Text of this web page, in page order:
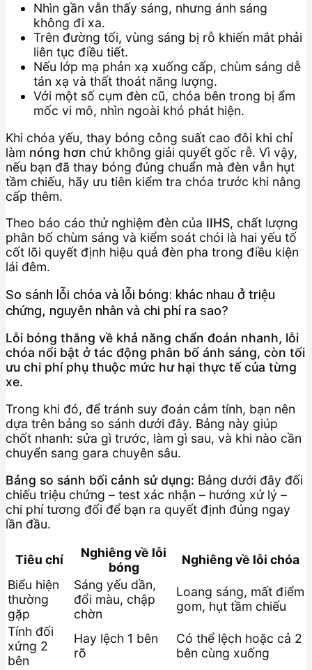
Nhìn gần vẫn thấy sáng, nhưng ánh sáng
không đi xa.
Trên đường tối, vùng sáng bị rỗ khiến mắt phải
liên tục điều tiết.
Nếu lớp mạ phản xạ xuống cấp, chùm sáng dễ
tán xạ và thất thoát năng lượng.
Với một số cụm đèn cũ, chóa bên trong bị ẩm
mốc vi mô, nhìn ngoài khó phát hiện.
Khi chóa yếu, thay bóng công suất cao đôi khi chỉ
làm nóng hơn chứ không giải quyết gốc rễ. Vì vậy,
nếu bạn đã thay bóng đúng chuẩn mà đèn vẫn hụt
tầm chiếu, hãy ưu tiên kiểm tra chóa trước khi nâng
cấp thêm.
Theo báo cáo thử nghiệm đèn của IIHS, chất lượng
phân bố chùm sáng và kiểm soát chói là hai yếu tố
cốt lõi quyết định hiệu quả đèn pha trong điều kiện
lái đêm.
So sánh lỗi chóa và lỗi bóng: khác nhau ở triệu
chứng, nguyên nhân và chi phí ra sao?
Lỗi bóng thắng về khả năng chẩn đoán nhanh, lỗi
chóa nổi bật ở tác động phân bố ánh sáng, còn tối
ưu chi phí phụ thuộc mức hư hại thực tế của từng
xe.
Trong khi đó, để tránh suy đoán cảm tính, bạn nên
dựa trên bảng so sánh dưới đây. Bảng này giúp
chốt nhanh: sửa gì trước, làm gì sau, và khi nào cần
chuyển sang gara chuyên sâu.
Bảng so sánh bối cảnh sử dụng: Bảng dưới đây đối
chiếu triệu chứng – test xác nhận – hướng xử lý –
chi phí tương đối để bạn ra quyết định đúng ngay
lần đầu.
Tiêu chí
Nghiêng về lỗi
bóng
Nghiêng về lỗi chóa
Biểu hiện
thường
gặp
Sáng yếu dần,
đổi màu, chập
chờn
Loang sáng, mất điểm
gom, hụt tầm chiếu
Tính đối
xứng 2
bên
Hay lệch 1 bên
rõ
Có thể lệch hoặc cả 2
bên cùng xuống